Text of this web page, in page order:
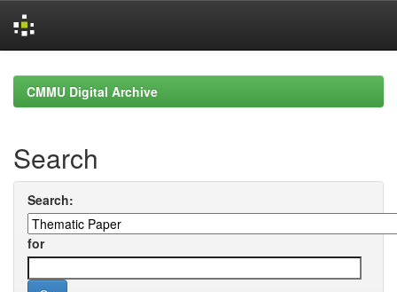
navigationCMMU Digital Archive
Search
Search:
for